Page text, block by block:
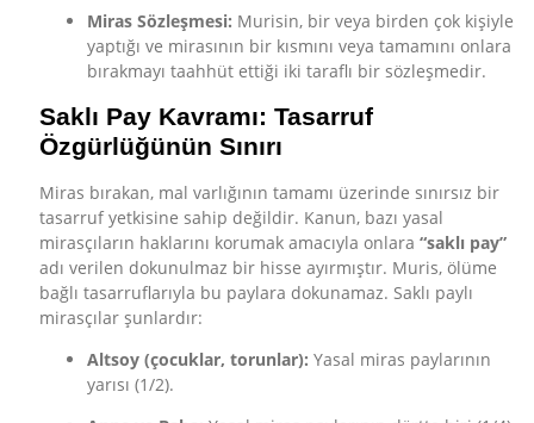
Miras Sözleşmesi: Murisin, bir veya birden çok kişiyle
yaptığı ve mirasının bir kısmını veya tamamını onlara
bırakmayı taahhüt ettiği iki taraflı bir sözleşmedir.
Saklı Pay Kavramı: Tasarruf
Özgürlüğünün Sınırı
Miras bırakan, mal varlığının tamamı üzerinde sınırsız bir
tasarruf yetkisine sahip değildir. Kanun, bazı yasal
mirasçıların haklarını korumak amacıyla onlara“saklı pay”
adı verilen dokunulmaz bir hisse ayırmıştır. Muris, ölüme
bağlı tasarruflarıyla bu paylara dokunamaz. Saklı paylı
mirasçılar şunlardır:
Altsoy (çocuklar, torunlar): Yasal miras paylarının
yarısı (1/2).